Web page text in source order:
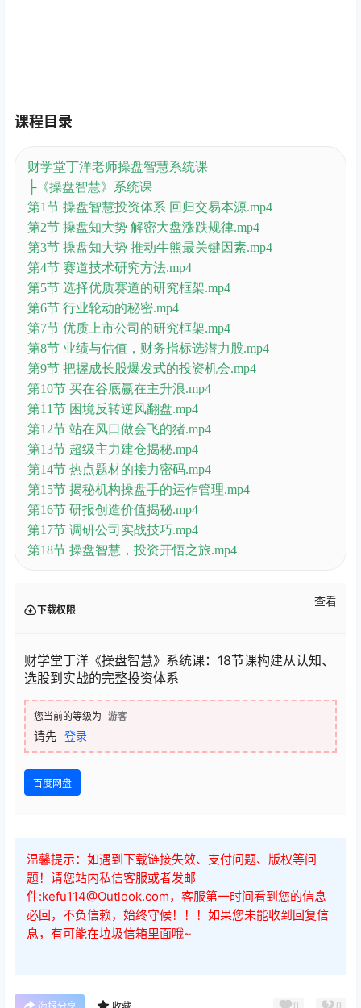
课程目录
财学堂丁洋老师操盘智慧系统课
├《操盘智慧》系统课
第1节 操盘智慧投资体系 回归交易本源.mp4
第2节 操盘知大势 解密大盘涨跌规律.mp4
第3节 操盘知大势 推动牛熊最关键因素.mp4
第4节 赛道技术研究方法.mp4
第5节 选择优质赛道的研究框架.mp4
第6节 行业轮动的秘密.mp4
第7节 优质上市公司的研究框架.mp4
第8节 业绩与估值，财务指标选潜力股.mp4
第9节 把握成长股爆发式的投资机会.mp4
第10节 买在谷底赢在主升浪.mp4
第11节 困境反转逆风翻盘.mp4
第12节 站在风口做会飞的猪.mp4
第13节 超级主力建仓揭秘.mp4
第14节 热点题材的接力密码.mp4
第15节 揭秘机构操盘手的运作管理.mp4
第16节 研报创造价值揭秘.mp4
第17节 调研公司实战技巧.mp4
第18节 操盘智慧，投资开悟之旅.mp4
下载权限
查看
财学堂丁洋《操盘智慧》系统课：18节课构建从认知、
选股到实战的完整投资体系
您当前的等级为 游客
请先 登录
百度网盘
温馨提示：如遇到下载链接失效、支付问题、版权等问
题！请您站内私信客服或者发邮
件:kefu114@Outlook.com，客服第一时间看到您的信息
必回，不负信赖，始终守候！！！如果您未能收到回复信
息，有可能在垃圾信箱里面哦~
0 0